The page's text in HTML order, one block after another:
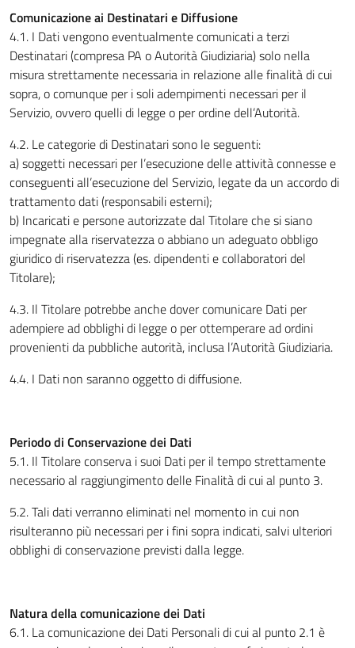
Comunicazione ai Destinatari e Diffusione
4.1. I Dati vengono eventualmente comunicati a terzi
Destinatari (compresa PA o Autorità Giudiziaria) solo nella
misura strettamente necessaria in relazione alle finalità di cui
sopra, o comunque per i soli adempimenti necessari per il
Servizio, ovvero quelli di legge o per ordine dell’Autorità.
4.2. Le categorie di Destinatari sono le seguenti:
a) soggetti necessari per l’esecuzione delle attività connesse e
conseguenti all’esecuzione del Servizio, legate da un accordo di
trattamento dati (responsabili esterni);
b) Incaricati e persone autorizzate dal Titolare che si siano
impegnate alla riservatezza o abbiano un adeguato obbligo
giuridico di riservatezza (es. dipendenti e collaboratori del
Titolare);
4.3. Il Titolare potrebbe anche dover comunicare Dati per
adempiere ad obblighi di legge o per ottemperare ad ordini
provenienti da pubbliche autorità, inclusa l’Autorità Giudiziaria.
4.4. I Dati non saranno oggetto di diffusione.
Periodo di Conservazione dei Dati
5.1. Il Titolare conserva i suoi Dati per il tempo strettamente
necessario al raggiungimento delle Finalità di cui al punto 3.
5.2. Tali dati verranno eliminati nel momento in cui non
risulteranno più necessari per i fini sopra indicati, salvi ulteriori
obblighi di conservazione previsti dalla legge.
Natura della comunicazione dei Dati
6.1. La comunicazione dei Dati Personali di cui al punto 2.1 è